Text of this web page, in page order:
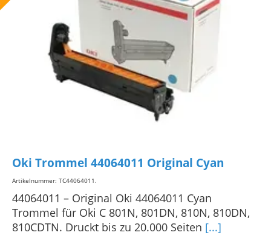
Oki Trommel 44064011 Original Cyan
Artikelnummer: TC44064011.
44064011 – Original Oki 44064011 Cyan
Trommel für Oki C 801N, 801DN, 810N, 810DN,
810CDTN. Druckt bis zu 20.000 Seiten [...]